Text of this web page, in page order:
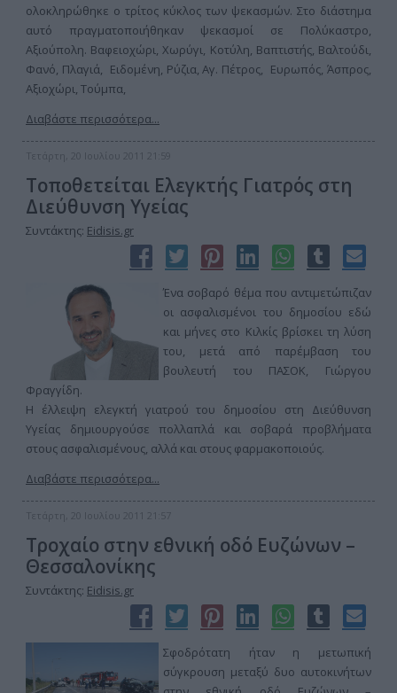
ολοκληρώθηκε ο τρίτος κύκλος των ψεκασμών. Στο διάστημα
αυτό πραγματοποιήθηκαν ψεκασμοί σε Πολύκαστρο,
Αξιούπολη. Βαφειοχώρι, Χωρύγι, Κοτύλη, Βαπτιστής, Βαλτούδι,
Φανό, Πλαγιά, Ειδομένη, Ρύζια, Αγ. Πέτρος, Ευρωπός, Άσπρος,
Αξιοχώρι, Τούμπα,
Διαβάστε περισσότερα...
Τετάρτη, 20 Ιουλίου 2011 21:59
Τοποθετείται Ελεγκτής Γιατρός στη
Διεύθυνση Υγείας
Συντάκτης: Eidisis.gr
Ένα σοβαρό θέμα που αντιμετώπιζαν
οι ασφαλισμένοι του δημοσίου εδώ
και μήνες στο Κιλκίς βρίσκει τη λύση
του, μετά από παρέμβαση του
βουλευτή του ΠΑΣΟΚ, Γιώργου
Φραγγίδη.
Η έλλειψη ελεγκτή γιατρού του δημοσίου στη Διεύθυνση
Υγείας δημιουργούσε πολλαπλά και σοβαρά προβλήματα
στους ασφαλισμένους, αλλά και στους φαρμακοποιούς.
Διαβάστε περισσότερα...
Τετάρτη, 20 Ιουλίου 2011 21:57
Τροχαίο στην εθνική οδό Ευζώνων –
Θεσσαλονίκης
Συντάκτης: Eidisis.gr
Σφοδρότατη ήταν η μετωπική
σύγκρουση μεταξύ δυο αυτοκινήτων